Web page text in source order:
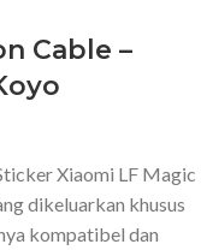
Cable –
Xiaomi LF Magic
dikeluarkan khusus
kompatibel dan